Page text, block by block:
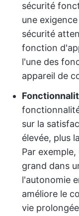
sécurité
une
sécurité
fonction
l'une des
appareil de
sur la
élevée, plus
Par
grand dans
l'autonomie
améliore le
vie